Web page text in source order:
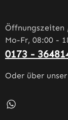
Öffnungszeiten
Mo-Fr, 08:00 -
0173 -
Oder über unser
Schreib uns